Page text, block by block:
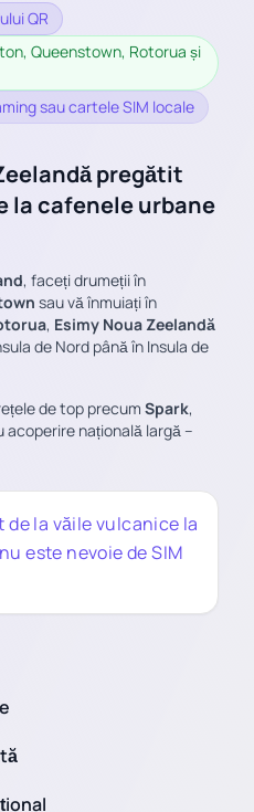
QR
Queenstown, Rotorua și
sau cartele SIM locale
pregătit
la cafenele urbane
, faceți drumeții în
sau vă înmuiați în
, Esimy Noua Zeelandă
de Nord până în Insula de
de top precum Spark,
acoperire națională largă –
de la văile vulcanice la
este nevoie de SIM